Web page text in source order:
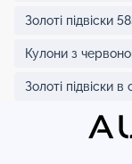
Золоті підвіски
Кулони з
Золоті підвіски